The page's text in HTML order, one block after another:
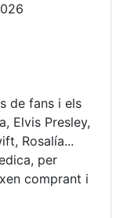
de fans i els
Elvis Presley,
Rosalía...
per
comprant i